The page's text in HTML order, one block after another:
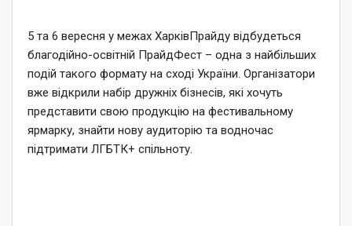
5 та 6 вересня у межах ХарківПрайду відбудеться
благодійно-освітній ПрайдФест – одна з найбільших
подій такого формату на сході України. Організатори
вже відкрили набір дружніх бізнесів, які хочуть
представити свою продукцію на фестивальному
ярмарку, знайти нову аудиторію та водночас
підтримати ЛГБТК+ спільноту.